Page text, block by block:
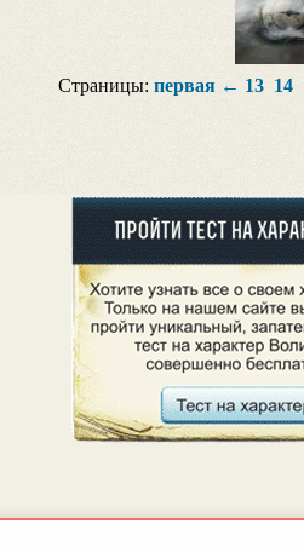
Страницы: первая← 13 14